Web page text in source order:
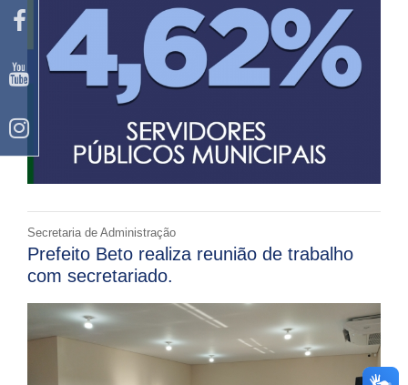
Secretaria de Administração
Prefeito Beto realiza reunião de trabalho
com secretariado.